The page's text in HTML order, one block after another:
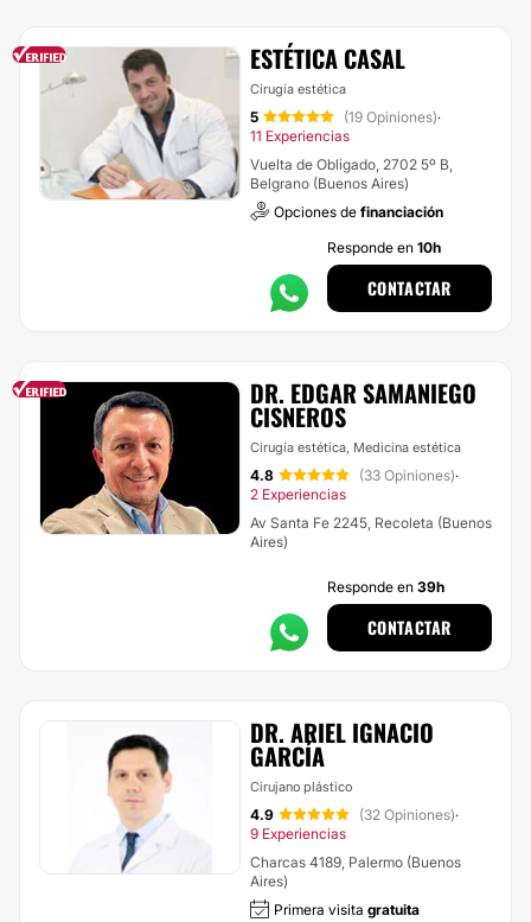
ESTÉTICA CASAL
Cirugía estética
5 (19 Opiniones)·
11 Experiencias
Vuelta de Obligado, 2702 5º B,
Belgrano (Buenos Aires)
Opciones de financiación
Responde en 10h
CONTACTAR
DR. EDGAR SAMANIEGO
CISNEROS
Cirugía estética, Medicina estética
4.8 (33 Opiniones)·
2 Experiencias
Av Santa Fe 2245, Recoleta (Buenos
Aires)
Responde en 39h
CONTACTAR
DR. ARIEL IGNACIO
GARCÍA
Cirujano plástico
4.9 (32 Opiniones)·
9 Experiencias
Charcas 4189, Palermo (Buenos
Aires)
Primera visita gratuita